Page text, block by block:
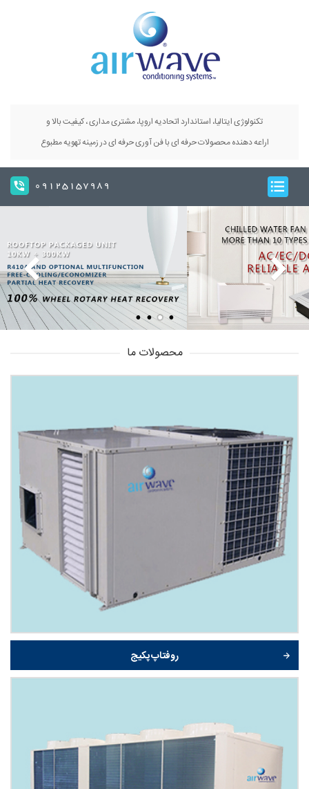
تکنولوژی ایتالیا، استاندارد اتحادیه اروپا، مشتری مداری ، کیفیت بالا و
اراعه دهنده محصولات حرفه ای با فن آوری حرفه ای در زمینه تهویه مطبوع
09125157989
محصولات ما
روفتاپ پکیج